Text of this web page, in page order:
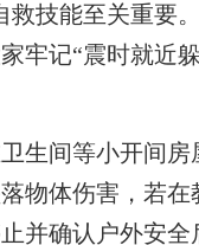
技能至关重要
牢记“震时就近躲
生间等小开间房
物体伤害，若在
并确认户外安全